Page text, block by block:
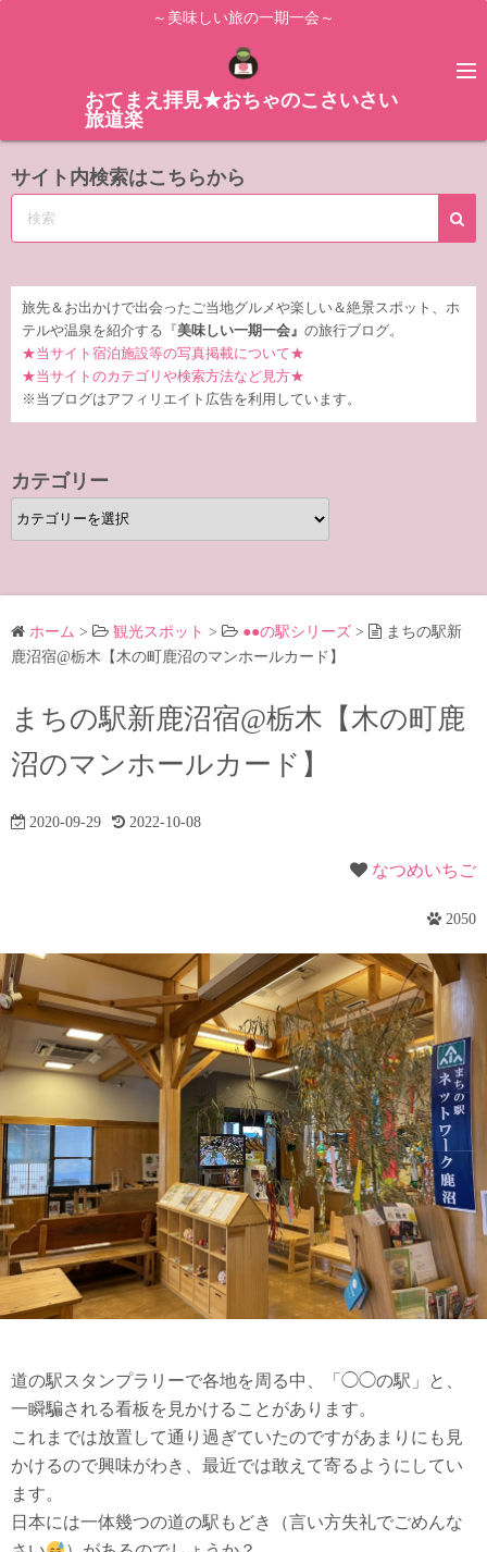
ス
ッ
～美味しい旅の一期一会～
おてまえ拝見★おちゃのこさいさい
旅道楽
サイト内検索はこちらから
旅先＆お出かけで出会ったご当地グルメや楽しい＆絶景スポット、ホ
テルや温泉を紹介する『 美味しい一期一会』 の旅行ブログ。
★当サイト宿泊施設等の写真掲載について★
★当サイトのカテゴリや検索方法など見方★
※当ブログはアフィリエイト広告を利用しています。
カテゴリー
カ
テ
リ
ー ホーム > 観光スポット > ●●の駅シリーズ >
まちの駅新
鹿沼宿@栃木【木の町鹿沼のマンホールカード】
まちの駅新鹿沼宿@栃木【木の町鹿
沼のマンホールカード】
2020-09-29 2022-10-08
なつめいちご
2050
道の駅スタンプラリーで各地を周る中、「◯◯の駅」と、
一瞬騙される看板を見かけることがあります。
これまでは放置して通り過ぎていたのですがあまりにも見
かけるので興味がわき、最近では敢えて寄るようにしてい
ます。
日本には一体幾つの道の駅もどき（言い方失礼でごめんな